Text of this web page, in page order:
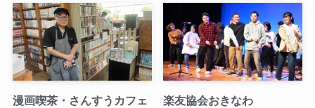
漫画喫茶・さんすうカフェ 楽友協会おきなわ